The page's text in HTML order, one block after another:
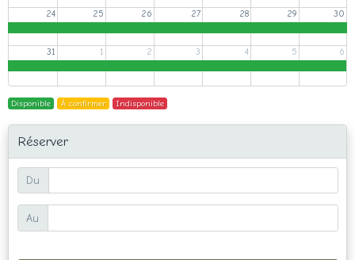
24 25 26 27 28 29 30
31 1 2 3 4 5 6
Disponible À confirmer Indisponible
Réserver
Du
Au